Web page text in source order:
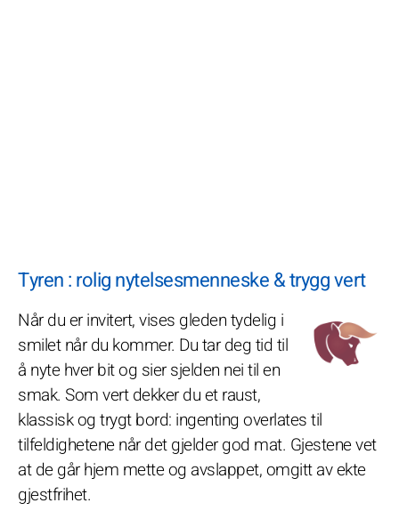
Tyren : rolig nytelsesmenneske & trygg vert
Når du er invitert, vises gleden tydelig i
smilet når du kommer. Du tar deg tid til
å nyte hver bit og sier sjelden nei til en
smak. Som vert dekker du et raust,
klassisk og trygt bord: ingenting overlates til
tilfeldighetene når det gjelder god mat. Gjestene vet
at de går hjem mette og avslappet, omgitt av ekte
gjestfrihet.